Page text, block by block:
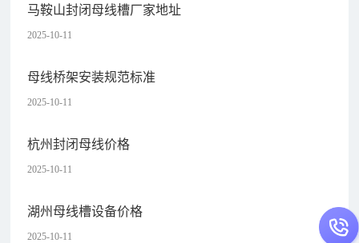
马鞍山封闭母线槽厂家地址
2025-10-11
母线桥架安装规范标准
2025-10-11
杭州封闭母线价格
2025-10-11
湖州母线槽设备价格
2025-10-11